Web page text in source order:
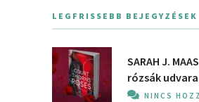
LEGFRISSEBB BEJEGYZÉSEK
SARAH J.
rózsák udvara
NINCS